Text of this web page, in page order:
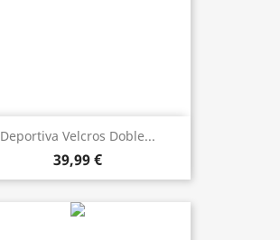
Deportiva Velcros Doble...
39,99 €